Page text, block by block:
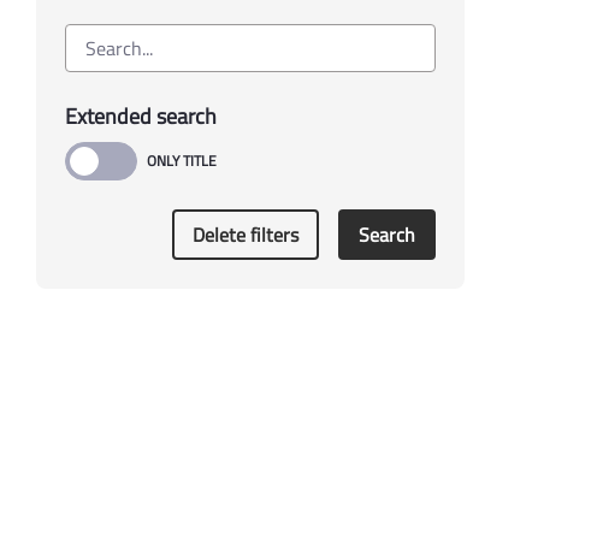
Extended search
Delete filters Search